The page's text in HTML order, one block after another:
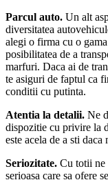
Parcul auto. Un alt
diversitatea
alegi o firma cu o
posibilitatea de a
marfuri. Daca ai de
te asiguri de faptul ca
conditii cu putinta.
Atentia la detalii. Ne
dispozitie cu privire la
este acela de a sti
Seriozitate. Cu totii ne
serioasa care sa ofere